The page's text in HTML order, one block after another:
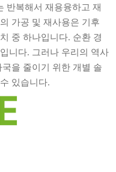
반복해서 재용융하고 재
가공 및 재사용은 기후
중 하나입니다. 순환 경
니다. 그러나 우리의 역사
을 줄이기 위한 개별 솔
있습니다.